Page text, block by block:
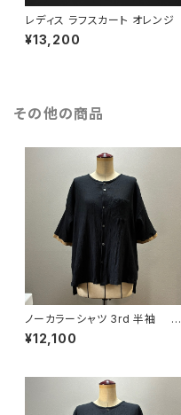
レディス ラフスカート オレンジ
¥13,200
その他の商品
ノーカラーシャツ 3rd 半袖 黒
×羊
¥12,100